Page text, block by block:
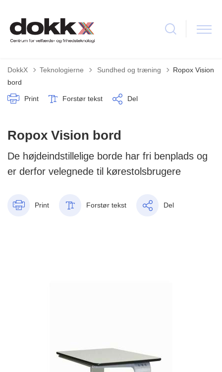
DokkX Teknologierne Tilbage til
Sundhed og træning
Ropox Vision
bord
Print Forstør tekst Del
Ropox Vision bord
De højdeindstillelige borde har fri benplads og
er derfor velegnede til kørestolsbrugere
Print Forstør tekst Del